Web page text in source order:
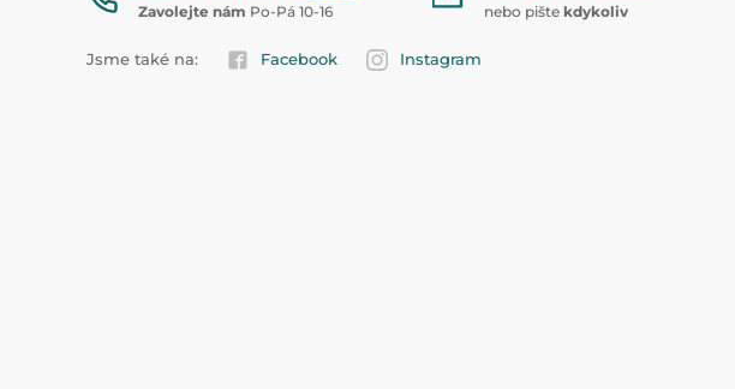
Zavolejte nám Po-Pá 10-16 nebo pište kdykoliv
Jsme také na: Facebook Instagram